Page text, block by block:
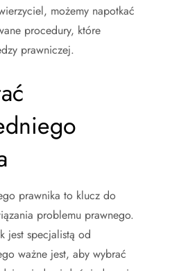
możemy napotkać
procedury, które
prawniczej.
prawnika to klucz do
problemu prawnego.
jest specjalistą od
ważne jest, aby wybrać